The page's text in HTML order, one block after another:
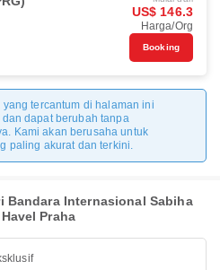
US$ 146.3
Harga/Org
Booking
tercantum di halaman ini
dapat berubah tanpa
Kami akan berusaha untuk
paling akurat dan terkini.
Bandara Internasional Sabiha
Praha